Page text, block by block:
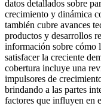
datos detallados sobre
crecimiento y dinámica
también cubre avances
productos y desarrollos
información sobre cómo
satisfacer la creciente
cobertura incluye una
impulsores de
brindando a las partes
factores que influyen en